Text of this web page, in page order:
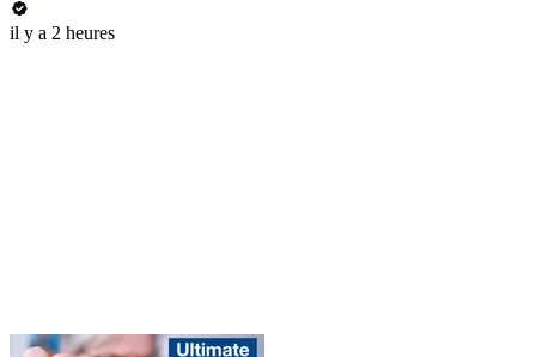
il y a 2 heures